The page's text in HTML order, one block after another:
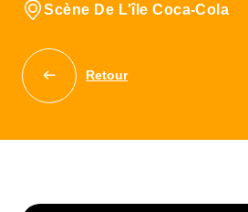
Scène De L'île Coca-Cola
Retour